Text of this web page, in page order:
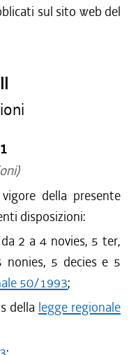
sul sito web del
della presente
disposizioni:
2 a 4 novies, 5 ter,
nonies, 5 decies e 5
50/1993;
della legge regionale